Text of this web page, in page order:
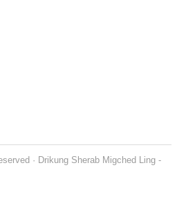
· Drikung Sherab Migched Ling -